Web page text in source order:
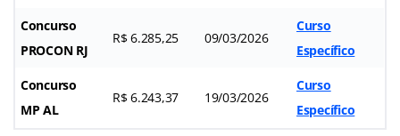
Concurso
PROCON RJ
R$ 6.285,25 09/03/2026
Curso
Específico
Concurso
MP AL
R$ 6.243,37 19/03/2026
Curso
Específico